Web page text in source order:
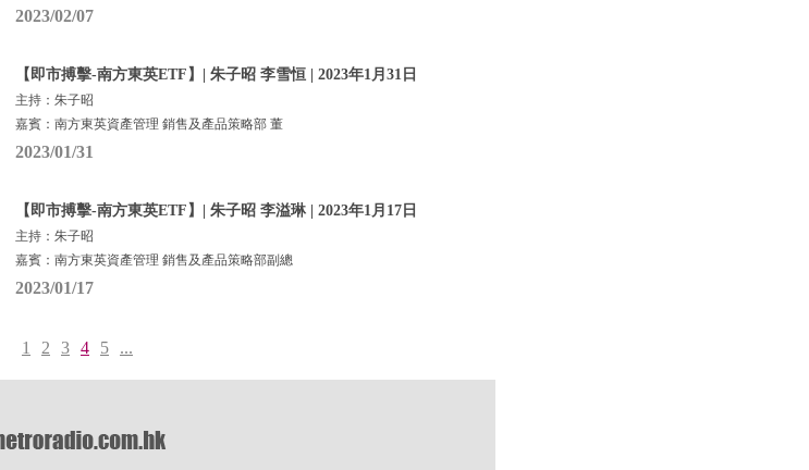
2023/02/07
【即市搏擊-南方東英ETF】| 朱子昭 李雪恒 | 2023年1月31日
主持：朱子昭
嘉賓：南方東英資產管理 銷售及產品策略部 董
2023/01/31
【即市搏擊-南方東英ETF】| 朱子昭 李溢琳 | 2023年1月17日
主持：朱子昭
嘉賓：南方東英資產管理 銷售及產品策略部副總
2023/01/17
1 2 3 4 5 ...